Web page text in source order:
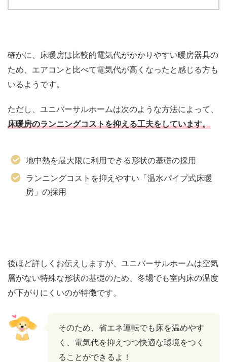
確かに、床暖房は比較的電気代がかかりやすい暖房器具の
ため、エアコンと比べて電気代が高くなったと感じる方も
いるようです。
ただし、ユニバーサルホームは次のような方法によって、
床暖房のランニングコストを抑える工夫をしています。
地中熱を最大限に利用できる形状の基礎の採用
ランニングコストを抑えやすい「温水パイプ式床暖
房」の採用
後ほど詳しくお伝えしますが、ユニバーサルホームは空気
層がない特殊な形状の基礎のため、冬場でも室内床の温度
が下がりにくいのが特徴です。
そのため、省エネ運転でも床を温めやす
く、電気代を抑えつつ快適な環境をつく
ることができるよ！